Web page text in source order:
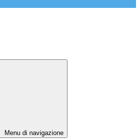
Menu di navigazione